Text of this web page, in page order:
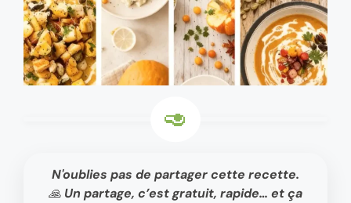
N'oublies pas de partager cette recette.
🙏 Un partage, c’est gratuit, rapide… et ça